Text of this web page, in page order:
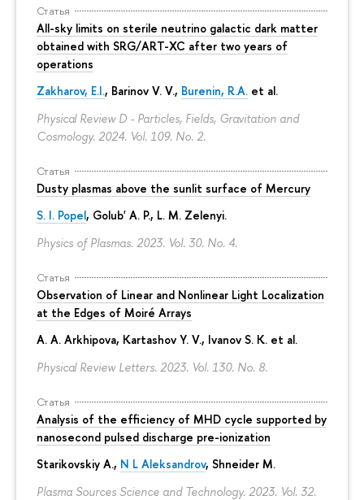
Статья
All-sky limits on sterile neutrino galactic dark matter
obtained with SRG/ART-XC after two years of
operations
Zakharov, E.I., Barinov V. V., Burenin, R.A. et al.
Physical Review D - Particles, Fields, Gravitation and
Cosmology. 2024. Vol. 109. No. 2.
Статья
Dusty plasmas above the sunlit surface of Mercury
S. I. Popel, Golub' A. P., L. M. Zelenyi.
Physics of Plasmas. 2023. Vol. 30. No. 4.
Статья
Observation of Linear and Nonlinear Light Localization
at the Edges of Moiré Arrays
A. A. Arkhipova, Kartashov Y. V., Ivanov S. K. et al.
Physical Review Letters. 2023. Vol. 130. No. 8.
Статья
Analysis of the efficiency of MHD cycle supported by
nanosecond pulsed discharge pre-ionization
Starikovskiy A., N L Aleksandrov, Shneider M.
Plasma Sources Science and Technology. 2023. Vol. 32.